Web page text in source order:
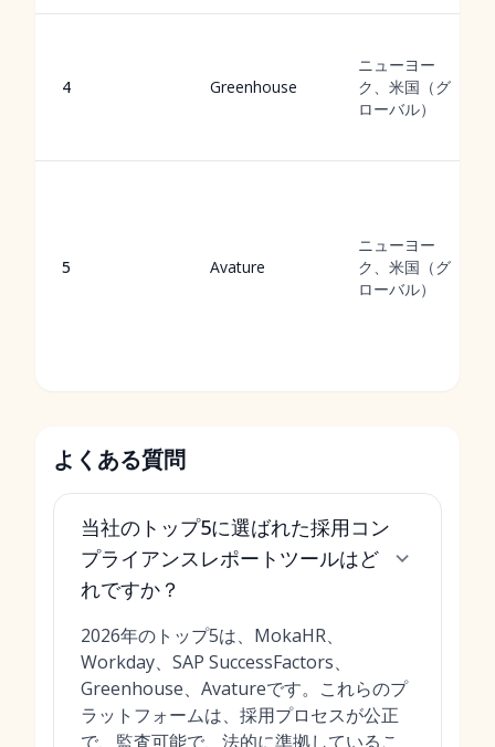
4 Greenhouse
ニューヨー
ク、米国（グ
ローバル）
5 Avature
ニューヨー
ク、米国（グ
ローバル）
よくある質問
当社のトップ5に選ばれた採用コン
プライアンスレポートツールはど
れですか？
2026年のトップ5は、MokaHR、
Workday、SAP SuccessFactors、
Greenhouse、Avatureです。これらのプ
ラットフォームは、採用プロセスが公正
で、監査可能で、法的に準拠しているこ